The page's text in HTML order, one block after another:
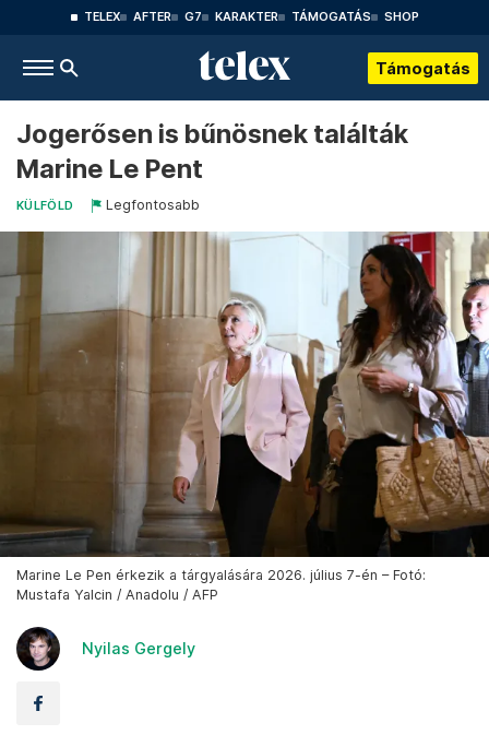
TELEX AFTER G7 KARAKTER TÁMOGATÁS SHOP
Támogatás
Jogerősen is bűnösnek találták
Marine Le Pent
KÜLFÖLD Legfontosabb
Marine Le Pen érkezik a tárgyalására 2026. július 7-én – Fotó:
Mustafa Yalcin / Anadolu / AFP
Nyilas Gergely